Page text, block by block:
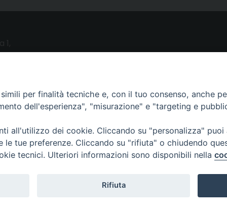
UTILITY
Altri articoli
Notizie nazionali
Amministrazione Trasparente
per finalità tecniche e, con il tuo consenso, anche
dell'esperienza", "misurazione" e "targeting e
all'utilizzo dei cookie. Cliccando su "personalizza"
le tue preferenze. Cliccando su "rifiuta" o chiudendo
tecnici. Ulteriori informazioni sono disponibili nella
Rifiuta